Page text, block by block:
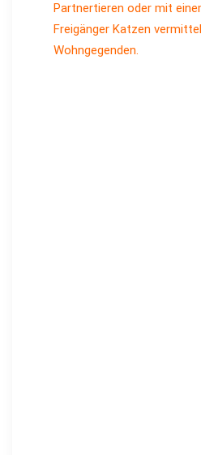
Partnertieren oder mit
Freigänger Katzen
Wohngegenden.